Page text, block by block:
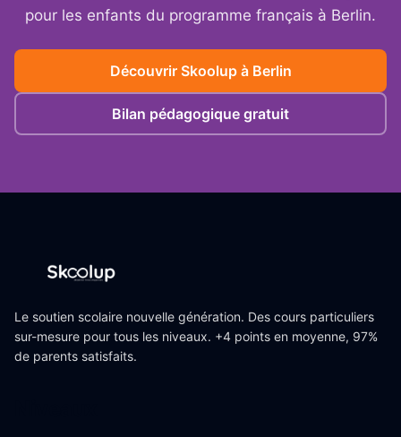
pour les enfants du programme français à Berlin.
Découvrir Skoolup à Berlin
Bilan pédagogique gratuit
Le soutien scolaire nouvelle génération. Des cours particuliers
sur-mesure pour tous les niveaux. +4 points en moyenne, 97%
de parents satisfaits.